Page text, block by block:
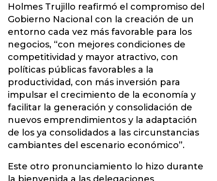
Holmes Trujillo reafirmó el compromiso del
Gobierno Nacional con la creación de un
entorno cada vez más favorable para los
negocios, “con mejores condiciones de
competitividad y mayor atractivo, con
políticas públicas favorables a la
productividad, con más inversión para
impulsar el crecimiento de la economía y
facilitar la generación y consolidación de
nuevos emprendimientos y la adaptación
de los ya consolidados a las circunstancias
cambiantes del escenario económico”.
Este otro pronunciamiento lo hizo durante